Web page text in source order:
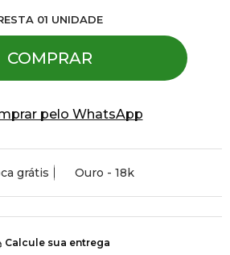
01 UNIDADE
COMPRAR
pelo WhatsApp
grátis Ouro - 18k
Calcule sua entrega